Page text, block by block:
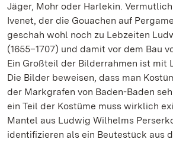
Jäger, Mohr oder Harlekin.
Ivenet, der die Gouachen auf
geschah wohl noch zu Lebzeiten
(1655–1707) und damit vor dem Bau
Ein Großteil der Bilderrahmen ist mit
Die Bilder beweisen, dass man
der Markgrafen von Baden-Baden
ein Teil der Kostüme muss wirklich
Mantel aus Ludwig Wilhelms
identifizieren als ein Beutestück aus